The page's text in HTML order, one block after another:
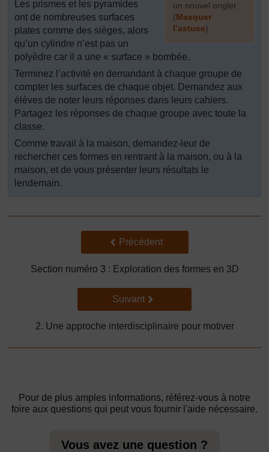
un nouvel onglet
(Masquer
l’astuce)
Les prismes et les pyramides
ont de nombreuses surfaces
plates comme des sièges, alors
qu’un cylindre n’est pas un
polyèdre car il a une « surface » bombée.
Terminez l’activité en demandant à chaque groupe de
compter les surfaces de chaque objet. Demandez aux
élèves de noter leurs réponses dans leurs cahiers.
Partagez les réponses de chaque groupe avec toute la
classe.
Comme travail à la maison, demandez-leur de
rechercher ces formes en rentrant à la maison, ou à la
maison, et de vous présenter leurs résultats le
lendemain.
Précédent
Précédent
Section numéro 3 : Exploration des formes en 3D
Suivant
Suivant
2. Une approche interdisciplinaire pour motiver
Pour de plus amples informations, référez-vous à notre
foire aux questions qui peut vous fournir l'aide nécessaire.
Vous avez une question ?